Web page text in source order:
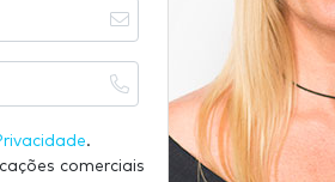
.
comerciais